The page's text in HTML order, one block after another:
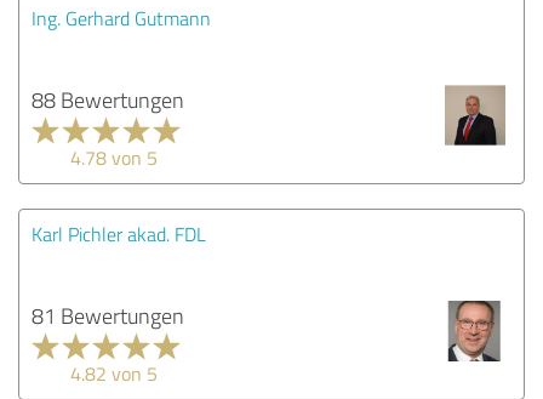
Ing. Gerhard Gutmann
88 Bewertungen
4.78 von 5
Karl Pichler akad. FDL
81 Bewertungen
4.82 von 5